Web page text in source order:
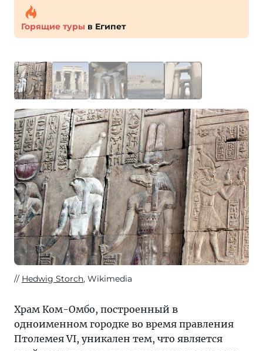
Горящие туры в Египет
Hedwig Storch, Wikimedia
Храм Ком-Омбо, построенный в
одноименном городке во время правления
Птолемея VI, уникален тем, что является